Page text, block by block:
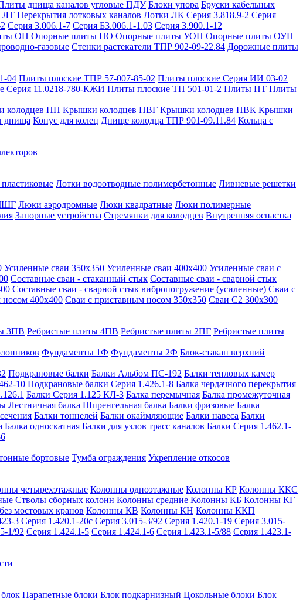
днища каналов угловые ПДУ Блоки упора Бруски кабельных
ЛТ Перекрытия лотковых каналов Лотки ЛК Серия 3.818.9-2 Серия
Серия 3.006.1-7 Серия Б3.006.1-1.03 Серия 3.900.1-12
ОП Опорные плиты ПО Опорные плиты УОП Опорные плиты ОУП
газовые Стенки растекатели ТПР 902-09-22.84 Дорожные плиты
04 Плиты плоские ТПР 57-007-85-02 Плиты плоские Серия ИИ 03-02
Серия 11.0218-780-КЖИ Плиты плоские ТП 501-01-2 Плиты ПТ Плиты
колодцев ПП Крышки колодцев ПВГ Крышки колодцев ПВК Крышки
днища Конус для колец Днище колодца ТПР 901-09.11.84 Кольца с
Лотки водоотводные полимербетонные Ливневые решетки
Люки аэродромные Люки квадратные Люки полимерные
Запорные устройства Стремянки для колодцев Внутренняя оснастка
Усиленные сваи 350х350 Усиленные сваи 400х400 Усиленные сваи с
Составные сваи - стаканный стык Составные сваи - сварной стык
Составные сваи - сварной стык вибропогружение (усиленные) Сваи с
400х400 Сваи с приставным носом 350х350 Сваи С2 300х300
3ПВ Ребристые плиты 4ПВ Ребристые плиты 2ПГ Ребристые плиты
Фундаменты 1Ф Фундаменты 2Ф Блок-стакан верхний
Подкрановые балки Балки Альбом ПС-192 Балки тепловых камер
10 Подкрановые балки Серия 1.426.1-8 Балка чердачного перекрытия
Балки Серия 1.125 КЛ-3 Балка перемычная Балка промежуточная
Лестничная балка Шпренгельная балка Балки фризовые Балка
Балки тоннелей Балки окаймляющие Балки навеса Балки
Балка односкатная Балки для узлов трасс каналов Балки Серия 1.462.1-
бортовые Тумба ограждения Укрепление откосов
четырехэтажные Колонны одноэтажные Колонны КР Колонны ККС
Стволы сборных колонн Колонны средние Колонны КБ Колонны КГ
мостовых кранов Колонны КВ Колонны КН Колонны ККП
3 Серия 1.420.1-20с Серия 3.015-3/92 Серия 1.420.1-19 Серия 3.015-
1/92 Серия 1.424.1-5 Серия 1.424.1-6 Серия 1.423.1-5/88 Серия 1.423.1-
Парапетные блоки Блок подкарнизный Цокольные блоки Блок